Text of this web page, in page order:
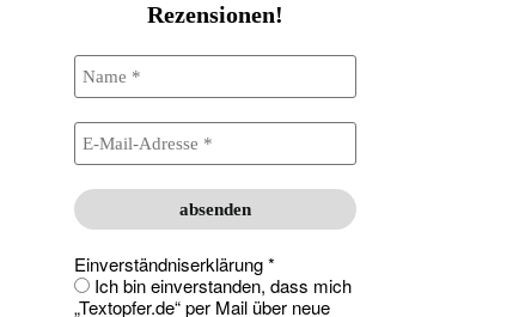
Rezensionen!
Einverständniserklärung*
Ich bin einverstanden, dass mich
„Textopfer.de“ per Mail über neue